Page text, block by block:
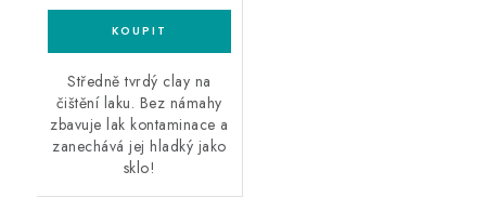
Středně tvrdý clay na
čištění laku. Bez námahy
zbavuje lak kontaminace a
zanechává jej hladký jako
sklo!